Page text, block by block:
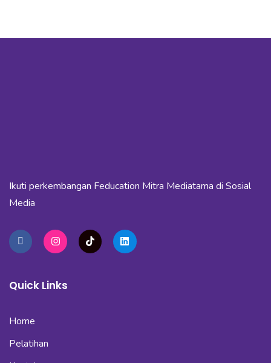
Ikuti perkembangan Feducation Mitra Mediatama di Sosial
Media
Quick Links
Home
Pelatihan